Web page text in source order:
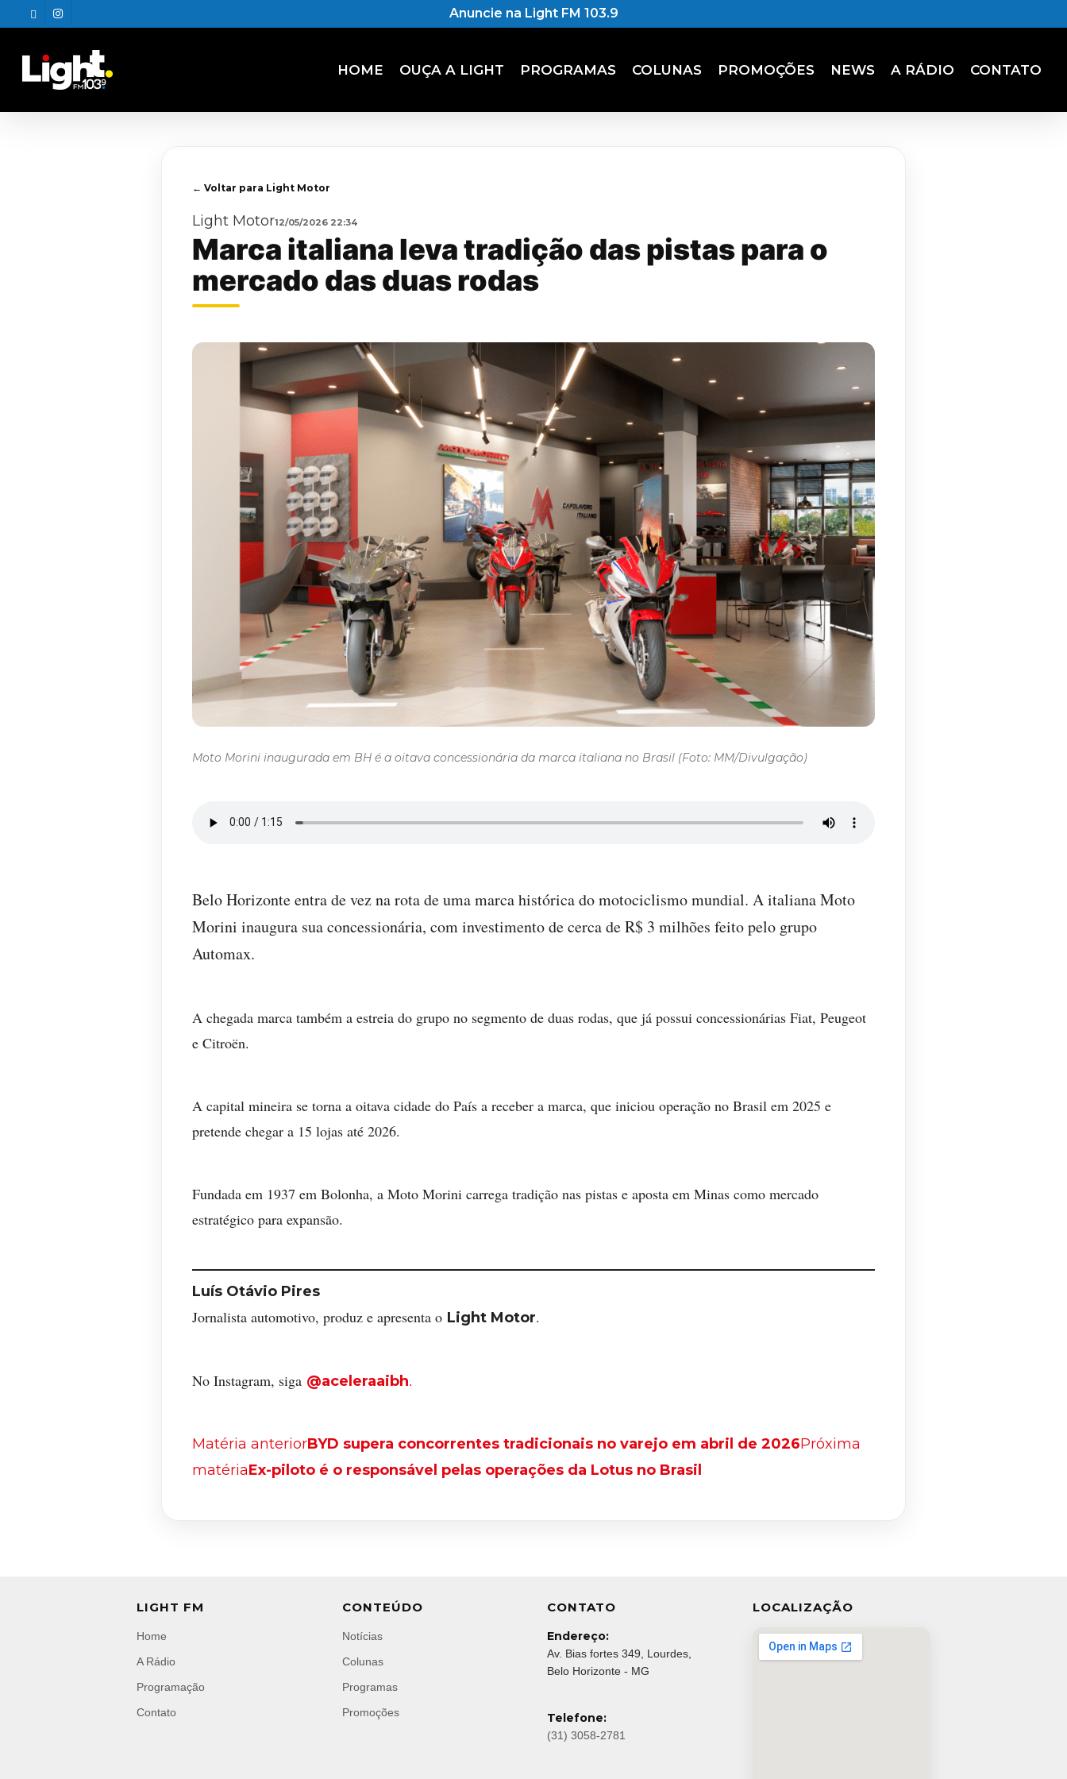
to
twitterinstagram Anuncie na Light FM 103.9
HOME OUÇA A LIGHT PROGRAMAS COLUNAS PROMOÇÕES NEWS A RÁDIO CONTATO
← Voltar para Light Motor
Light Motor12/05/2026 22:34
Marca italiana leva tradição das pistas para o
mercado das duas rodas
Moto Morini inaugurada em BH é a oitava concessionária da marca italiana no Brasil (Foto: MM/Divulgação)
Belo Horizonte entra de vez na rota de uma marca histórica do motociclismo mundial. A italiana Moto
Morini inaugura sua concessionária, com investimento de cerca de R$ 3 milhões feito pelo grupo
Automax.
A chegada marca também a estreia do grupo no segmento de duas rodas, que já possui concessionárias Fiat, Peugeot
e Citroën.
A capital mineira se torna a oitava cidade do País a receber a marca, que iniciou operação no Brasil em 2025 e
pretende chegar a 15 lojas até 2026.
Fundada em 1937 em Bolonha, a Moto Morini carrega tradição nas pistas e aposta em Minas como mercado
estratégico para expansão.
Luís Otávio Pires
Jornalista automotivo, produz e apresenta o Light Motor.
No Instagram, siga @aceleraaibh.
Matéria anteriorBYD supera concorrentes tradicionais no varejo em abril de 2026Próxima
matériaEx-piloto é o responsável pelas operações da Lotus no Brasil
LIGHT FM
Home
A Rádio
Programação
Contato
CONTEÚDO
Notícias
Colunas
Programas
Promoções
CONTATO
Endereço:
Av. Bias fortes 349, Lourdes,
Belo Horizonte - MG
Telefone:
(31) 3058-2781
LOCALIZAÇÃO